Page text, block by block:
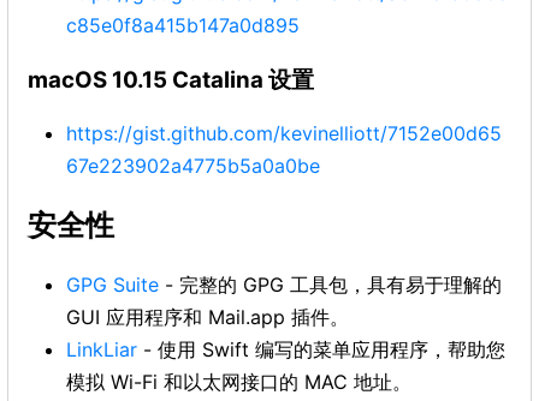
c85e0f8a415b147a0d895
macOS 10.15 Catalina 设置
https://gist.github.com/kevinelliott/7152e00d65
67e223902a4775b5a0a0be
安全性
GPG Suite - 完整的 GPG 工具包，具有易于理解的
GUI 应用程序和 Mail.app 插件。
LinkLiar - 使用 Swift 编写的菜单应用程序，帮助您
模拟 Wi-Fi 和以太网接口的 MAC 地址。